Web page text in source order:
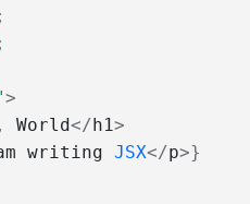
>
, World</h1>
writing JSX</p>}